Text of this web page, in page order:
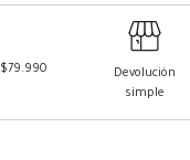
Devolución
simple